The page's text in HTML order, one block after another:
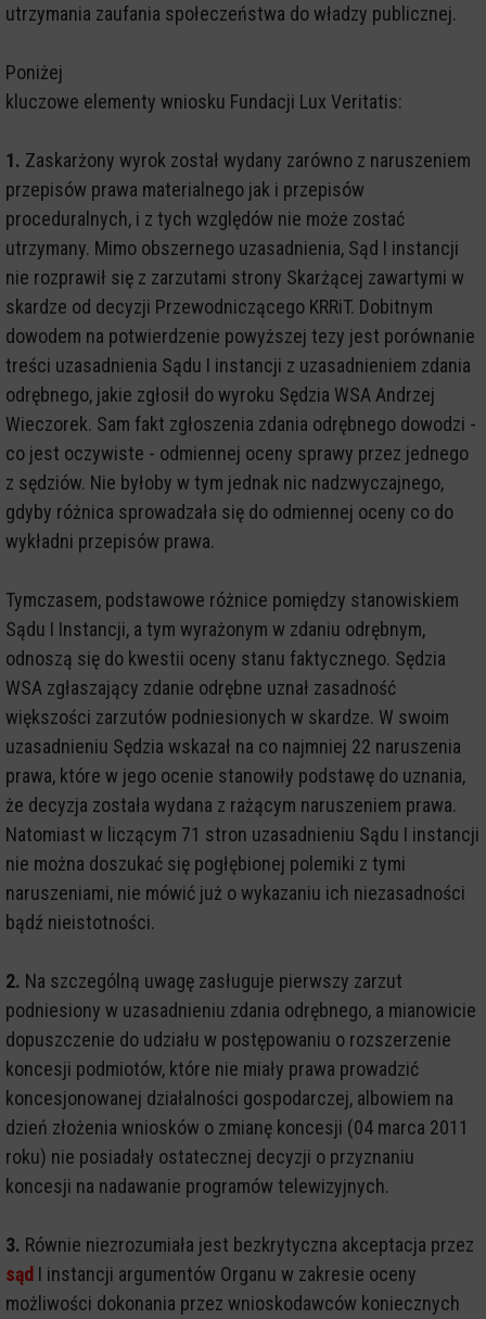
utrzymania zaufania społeczeństwa do władzy publicznej.
Poniżej
kluczowe elementy wniosku Fundacji Lux Veritatis:
1. Zaskarżony wyrok został wydany zarówno z naruszeniem
przepisów prawa materialnego jak i przepisów
proceduralnych, i z tych względów nie może zostać
utrzymany. Mimo obszernego uzasadnienia, Sąd I instancji
nie rozprawił się z zarzutami strony Skarżącej zawartymi w
skardze od decyzji Przewodniczącego KRRiT. Dobitnym
dowodem na potwierdzenie powyższej tezy jest porównanie
treści uzasadnienia Sądu I instancji z uzasadnieniem zdania
odrębnego, jakie zgłosił do wyroku Sędzia WSA Andrzej
Wieczorek. Sam fakt zgłoszenia zdania odrębnego dowodzi -
co jest oczywiste - odmiennej oceny sprawy przez jednego
z sędziów. Nie byłoby w tym jednak nic nadzwyczajnego,
gdyby różnica sprowadzała się do odmiennej oceny co do
wykładni przepisów prawa.
Tymczasem, podstawowe różnice pomiędzy stanowiskiem
Sądu I Instancji, a tym wyrażonym w zdaniu odrębnym,
odnoszą się do kwestii oceny stanu faktycznego. Sędzia
WSA zgłaszający zdanie odrębne uznał zasadność
większości zarzutów podniesionych w skardze. W swoim
uzasadnieniu Sędzia wskazał na co najmniej 22 naruszenia
prawa, które w jego ocenie stanowiły podstawę do uznania,
że decyzja została wydana z rażącym naruszeniem prawa.
Natomiast w liczącym 71 stron uzasadnieniu Sądu I instancji
nie można doszukać się pogłębionej polemiki z tymi
naruszeniami, nie mówić już o wykazaniu ich niezasadności
bądź nieistotności.
2. Na szczególną uwagę zasługuje pierwszy zarzut
podniesiony w uzasadnieniu zdania odrębnego, a mianowicie
dopuszczenie do udziału w postępowaniu o rozszerzenie
koncesji podmiotów, które nie miały prawa prowadzić
koncesjonowanej działalności gospodarczej, albowiem na
dzień złożenia wniosków o zmianę koncesji (04 marca 2011
roku) nie posiadały ostatecznej decyzji o przyznaniu
koncesji na nadawanie programów telewizyjnych.
3. Równie niezrozumiała jest bezkrytyczna akceptacja przez
sąd I instancji argumentów Organu w zakresie oceny
możliwości dokonania przez wnioskodawców koniecznych